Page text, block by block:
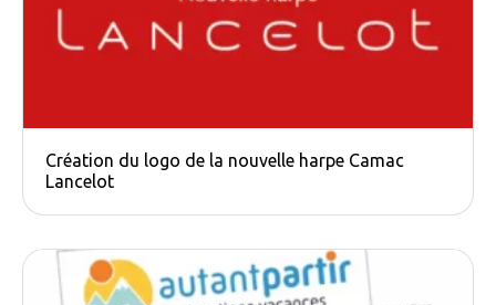
Création du logo de la nouvelle harpe Camac​
Lancelot